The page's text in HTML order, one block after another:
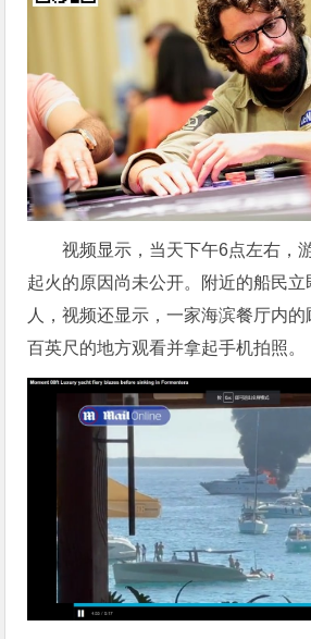
视频显示，当天下午6点左右，
起火的原因尚未公开。附近的船民
人，视频还显示，一家海滨餐厅内
百英尺的地方观看并拿起手机拍照。